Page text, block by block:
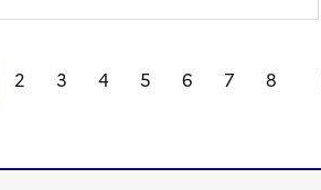
2 3 4 5 6 7 8